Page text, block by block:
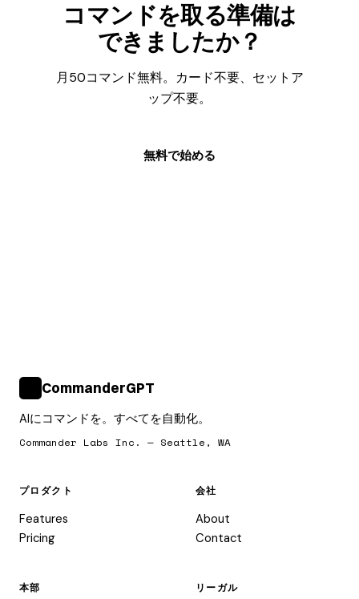
コマンドを取る準備は
できましたか？
月50コマンド無料。カード不要、セットア
ップ不要。
無料で始める
CommanderGPT
AIにコマンドを。すべてを自動化。
Commander Labs Inc. — Seattle, WA
プロダクト
Features
Pricing
会社
About
Contact
本部 リーガル